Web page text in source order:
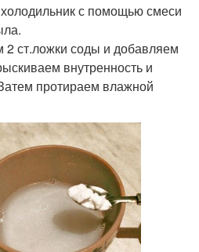
с помощью смеси
ст.ложки соды и добавляем
внутренность и
протираем влажной